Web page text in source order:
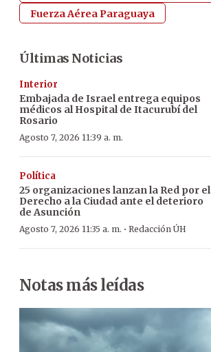
Fuerza Aérea Paraguaya
Últimas Noticias
Interior
Embajada de Israel entrega equipos
médicos al Hospital de Itacurubí del
Rosario
Agosto 7, 2026 11:39 a. m.
Política
25 organizaciones lanzan la Red por el
Derecho a la Ciudad ante el deterioro
de Asunción
Agosto 7, 2026 11:35 a. m. · Redacción ÚH
Notas más leídas